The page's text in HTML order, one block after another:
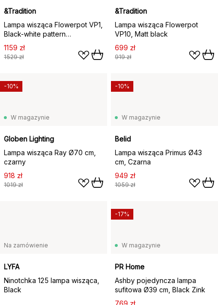
&Tradition
Lampa wisząca Flowerpot VP1,
Black-white pattern
(czarnobiała)
1159 zł
1529 zł
&Tradition
Lampa wisząca Flowerpot
VP10, Matt black
699 zł
919 zł
W magazynie
Globen Lighting
Lampa wisząca Ray Ø70 cm,
czarny
918 zł
1019 zł
-10%
W magazynie
Belid
Lampa wisząca Primus Ø43
cm, Czarna
949 zł
1059 zł
-10%
Na zamówienie
LYFA
Ninotchka 125 lampa wisząca,
Black
W magazynie
PR Home
Ashby pojedyncza lampa
sufitowa Ø39 cm, Black Zink
769 zł
-17%